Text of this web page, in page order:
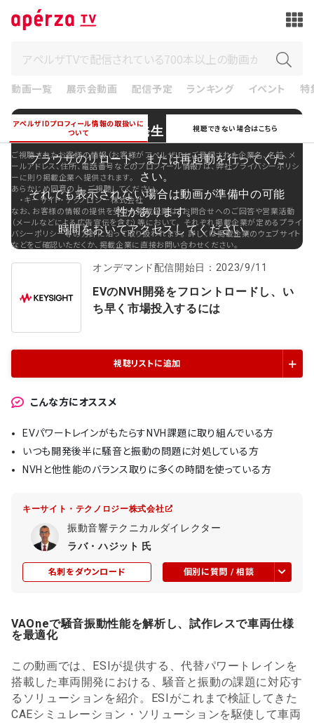
動画一覧 展示会動画 配信予定 ランキング イベント 特
エラーが発生しました。
ブラウザのリロード、または再起動を行ってくだ
さい。
それでも表示されない場合は動画が準備中の可能
性があります。
時間をおいてアクセスしてください。
アペルザIDプロフィール情報の取扱いに
ついて
視聴できない場合はこちら
ご視聴されたお客様の情報（お客様がアペルザIDにご登録された企業名、名前、メ
ールアドレス、住所、電話番号などのプロフィール情報）は、弊社プライバシーポリシ
ーに則り掲載企業へ提供されます。
あらかじめ同意の上、ご視聴してください。
・ キーサイト・テクノロジー株式会社
なお、お客様の情報の提供を受けた掲載企業は、お問合せへのご回答や営業活動
（メールなどによる広告宣伝を含む）等において、 それぞれ掲載企業が定めるプライ
バシーポリシー等の方針に沿って取り扱われます。 詳しくは掲載企業のウェブサイト
などをご確認いただくか、掲載企業に直接お問い合わせください。
オンデマンド配信開始日：2023/9/11
EVのNVH開発をフロントロードし、い
ち早く市場投入するには
視聴リストに追加
こんな方にオススメ
EVパワートレインがもたらすNVH課題に取り組んでいる方
いつも開発後半に騒音と振動の問題に対処している方
NVHと他性能のバランス取りに多くの時間を使っている方
キーサイト・テクノロジー株式会社
振動音響テクニカルダイレクター
ラバ・ハジット 氏
名刺をダウンロード 個別に質問 / 相談
VAOneで騒音振動性能を解析し、試作レスで車両仕様
を最適化
この動画では、ESIが提供する、代替パワートレインを
搭載した車両開発における、騒音と振動の課題に対応す
るソリューションを紹介。ESIがこれまで検証してきた
CAEシミュレーション・ソリューションを駆使して車両